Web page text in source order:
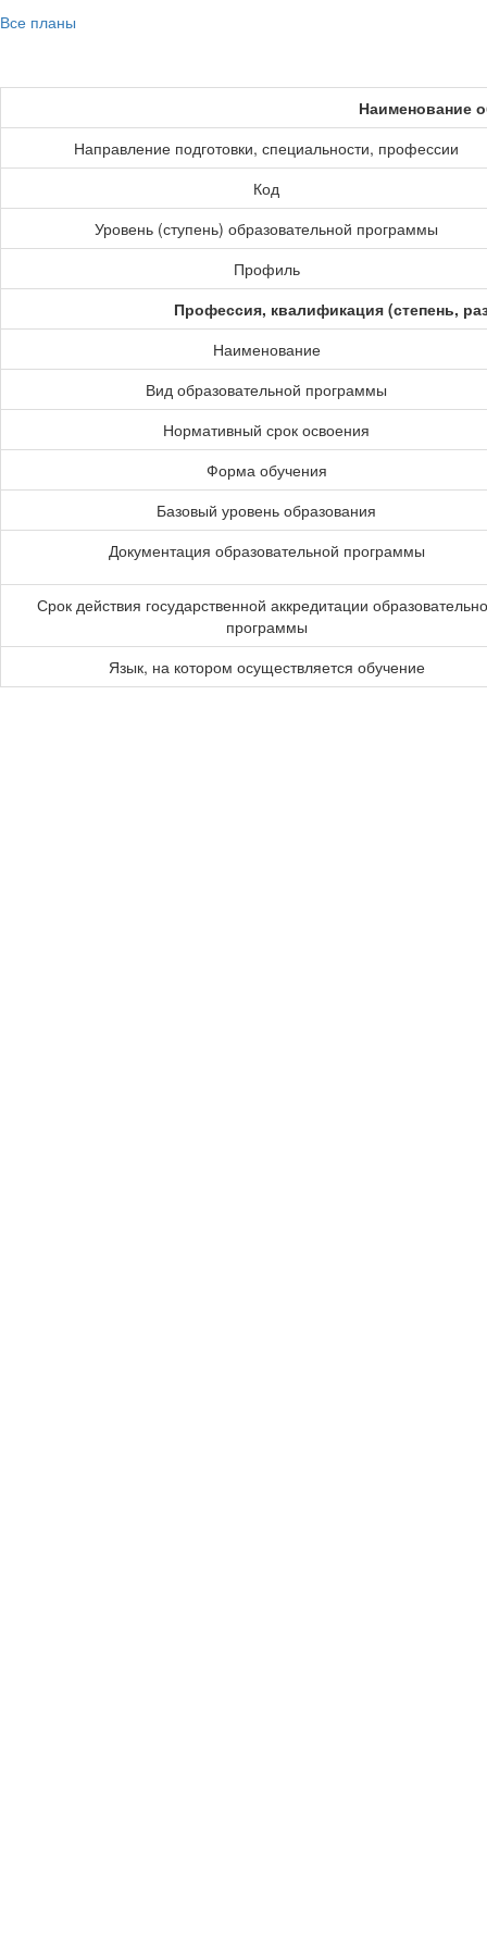
Все планы
Наименование
Направление подготовки, специальности, профессии
Код
Уровень (ступень) образовательной программы
Профиль
Профессия, квалификация (степень,
Наименование
Вид образовательной программы
Нормативный срок освоения
Форма обучения
Базовый уровень образования
Документация образовательной программы
Срок действия государственной аккредитации
программы
Язык, на котором осуществляется обучение